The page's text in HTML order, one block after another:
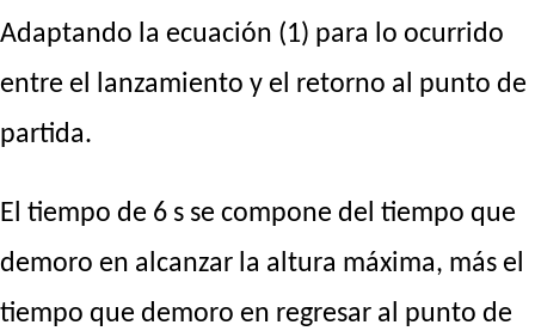
Adaptando la ecuación (1) para lo ocurrido
entre el lanzamiento y el retorno al punto de
partida.
El tiempo de 6 s se compone del tiempo que
demoro en alcanzar la altura máxima, más el
tiempo que demoro en regresar al punto de